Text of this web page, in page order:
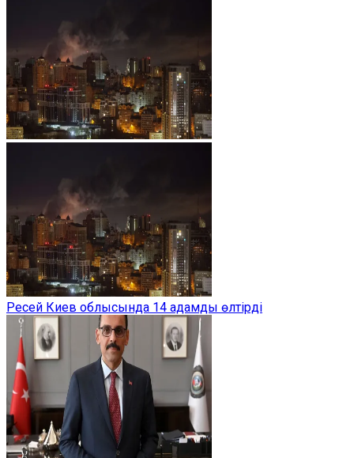
Ресей Киев облысында 14 адамды өлтірді